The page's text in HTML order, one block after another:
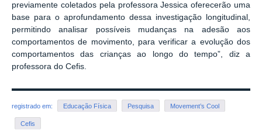
previamente coletados pela professora Jessica oferecerão uma
base para o aprofundamento dessa investigação longitudinal,
permitindo analisar possíveis mudanças na adesão aos
comportamentos de movimento, para verificar a evolução dos
comportamentos das crianças ao longo do tempo”, diz a
professora do Cefis.
registrado em: Educação Física Pesquisa Movement’s Cool
Cefis